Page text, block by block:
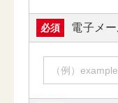
必須 電子メ